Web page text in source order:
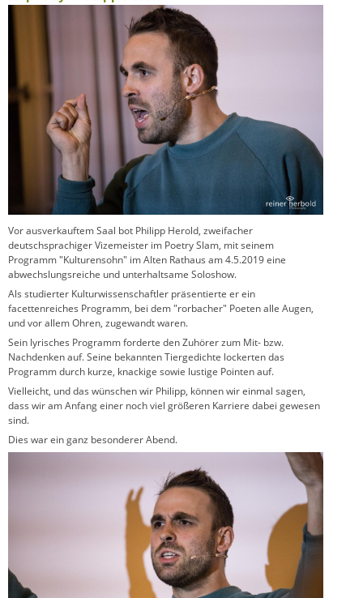
Vor ausverkauftem Saal bot Philipp Herold, zweifacher
deutschsprachiger Vizemeister im Poetry Slam, mit seinem
Programm "Kulturensohn" im Alten Rathaus am 4.5.2019 eine
abwechslungsreiche und unterhaltsame Soloshow.
Als studierter Kulturwissenschaftler präsentierte er ein
facettenreiches Programm, bei dem "rorbacher" Poeten alle Augen,
und vor allem Ohren, zugewandt waren.
Sein lyrisches Programm forderte den Zuhörer zum Mit- bzw.
Nachdenken auf. Seine bekannten Tiergedichte lockerten das
Programm durch kurze, knackige sowie lustige Pointen auf.
Vielleicht, und das wünschen wir Philipp, können wir einmal sagen,
dass wir am Anfang einer noch viel größeren Karriere dabei gewesen
sind.
Dies war ein ganz besonderer Abend.